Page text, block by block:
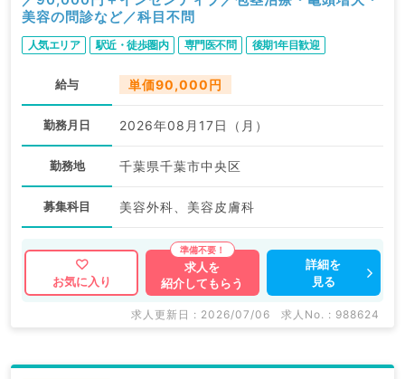
美容の問診など／科目不問
人気エリア 駅近・徒歩圏内 専門医不問 後期1年目歓迎
給与 単価90,000円
勤務月日 2026年08月17日（月）
勤務地 千葉県千葉市中央区
募集科目 美容外科、美容皮膚科
お気に入り
求人を
紹介してもらう
詳細を
見る
求人更新日 : 2026/07/06 求人No. : 988624